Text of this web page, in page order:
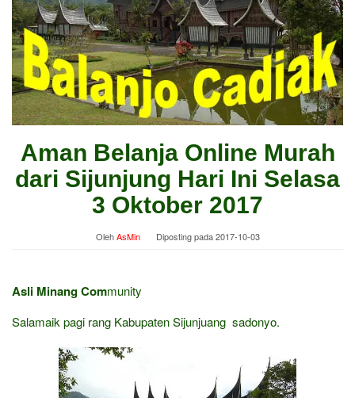
Aman Belanja Online Murah
dari Sijunjung Hari Ini Selasa
3 Oktober 2017
OlehAsMin Diposting pada2017-10-03
Asli Minang Community
Salamaik pagi rang Kabupaten Sijunjuang sadonyo.